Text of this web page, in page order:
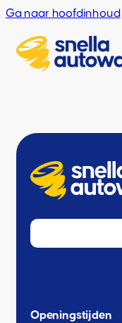
Ga naar hoofdinhoud
Openingstijden